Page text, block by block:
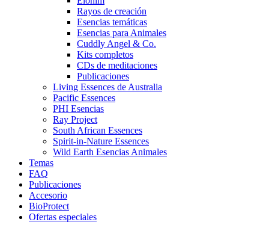
Rayos de creación
Esencias temáticas
Esencias para Animales
Cuddly Angel & Co.
Kits completos
CDs de meditaciones
Publicaciones
Living Essences de Australia
Pacific Essences
PHI Esencias
Ray Project
South African Essences
Spirit-in-Nature Essences
Wild Earth Esencias Animales
Temas
FAQ
Publicaciones
Accesorio
BioProtect
Ofertas especiales